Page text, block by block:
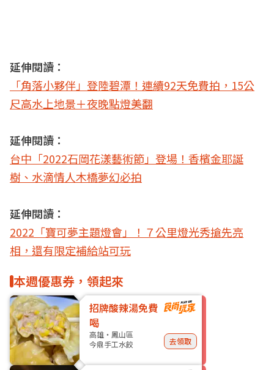
延伸閱讀：
「角落小夥伴」登陸碧潭！連續92天免費拍，15公
尺高水上地景＋夜晚點燈美翻
延伸閱讀：
台中「2022石岡花漾藝術節」登場！香檳金耶誕
樹、水滴情人木橋夢幻必拍
延伸閱讀：
2022「寶可夢主題燈會」！７公里燈光秀搶先亮
相，還有限定補給站可玩
本週優惠券，領起來
招牌酸辣湯免費
喝
高雄・鳳山區
今鼎手工水餃
去領取